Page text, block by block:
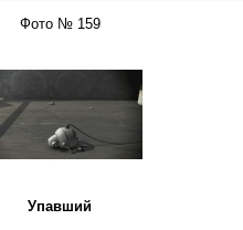
Фото № 159
Упавший